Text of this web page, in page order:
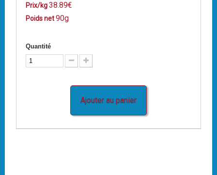
Prix/kg38.89€
Poids net90g
Quantité
Ajouter au panier